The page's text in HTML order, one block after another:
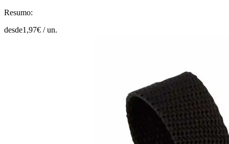
Resumo:
desde1,97€ /un.